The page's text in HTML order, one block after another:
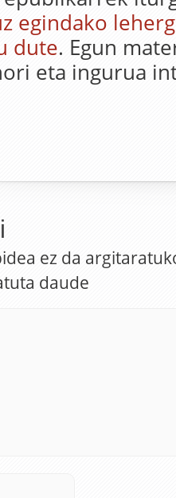
egindako
dute. Egun
eta ingurua
ez da
daude